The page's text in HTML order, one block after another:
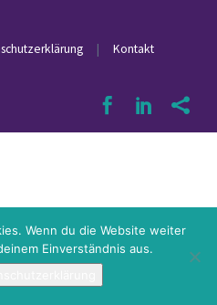
| Kontakt
Wenn du die Website weiter
Einverständnis aus.